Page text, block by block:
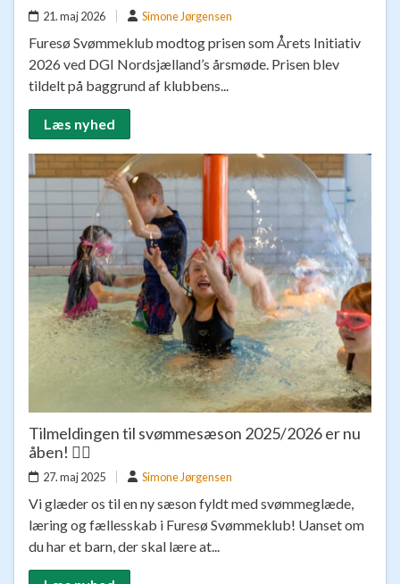
21. maj 2026 Simone Jørgensen
Furesø Svømmeklub modtog prisen som Årets Initiativ
2026 ved DGI Nordsjælland’s årsmøde. Prisen blev
tildelt på baggrund af klubbens...
Læs nyhed
Tilmeldingen til svømmesæson 2025/2026 er nu
åben! 🏊‍♂️
27. maj 2025 Simone Jørgensen
Vi glæder os til en ny sæson fyldt med svømmeglæde,
læring og fællesskab i Furesø Svømmeklub! Uanset om
du har et barn, der skal lære at...